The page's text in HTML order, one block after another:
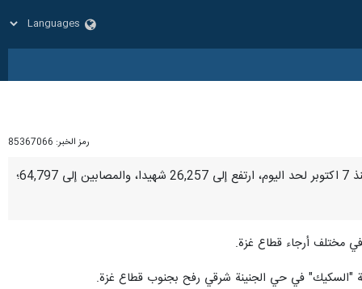
رمز الخبر: 85367066
طهران/7 کانون الثاني/ینایر/ارنا-أعلنت وزارة الصحة في قطاع غزة، أن عدد شهداء الحرب الصهيونية على القطاع منذ 7 اكتوبر لحد اليوم، ارتفع إلى 26,257 شهيدا، والمصابين إلى 64,797؛
"السكيك" في حي الجنينة شرقي رفح بجنوب قطاع غزة.